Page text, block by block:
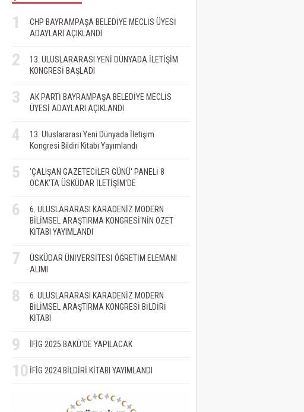
1
CHP BAYRAMPAŞA BELEDİYE MECLİS ÜYESİ
ADAYLARI AÇIKLANDI
2
13. ULUSLARARASI YENİ DÜNYADA İLETİŞİM
KONGRESİ BAŞLADI
3
AK PARTİ BAYRAMPAŞA BELEDİYE MECLİS
ÜYESİ ADAYLARI AÇIKLANDI
4
13. Uluslararası Yeni Dünyada İletişim
Kongresi Bildiri Kitabı Yayımlandı
5
'ÇALIŞAN GAZETECİLER GÜNÜ' PANELİ 8
OCAK'TA ÜSKÜDAR İLETİŞİM'DE
6
6. ULUSLARARASI KARADENİZ MODERN
BİLİMSEL ARAŞTIRMA KONGRESİ'NİN ÖZET
KİTABI YAYIMLANDI
7
ÜSKÜDAR ÜNİVERSİTESİ ÖĞRETİM ELEMANI
ALIMI
8
6. ULUSLARARASI KARADENİZ MODERN
BİLİMSEL ARAŞTIRMA KONGRESİ BİLDİRİ
KİTABI
9 İFİG 2025 BAKÜ'DE YAPILACAK
10 İFİG 2024 BİLDİRİ KİTABI YAYIMLANDI